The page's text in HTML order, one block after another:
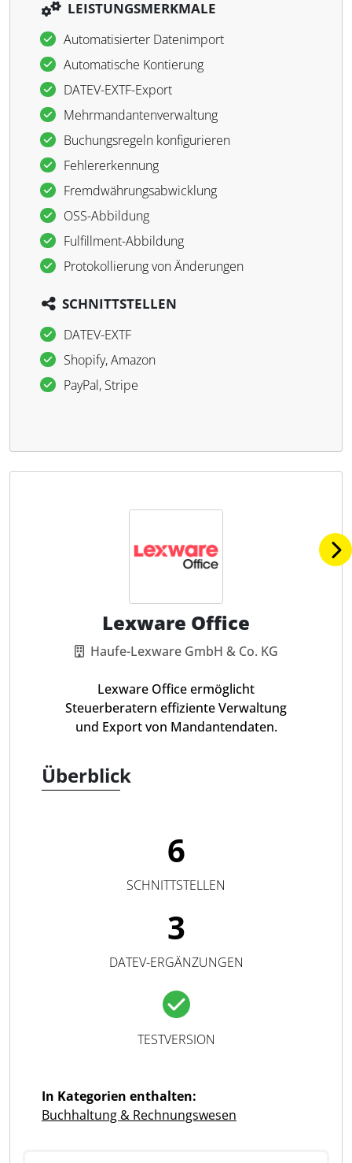
LEISTUNGSMERKMALE
Automatisierter Datenimport
Automatische Kontierung
DATEV-EXTF-Export
Mehrmandantenverwaltung
Buchungsregeln konfigurieren
Fehlererkennung
Fremdwährungsabwicklung
OSS-Abbildung
Fulfillment-Abbildung
Protokollierung von Änderungen
SCHNITTSTELLEN
DATEV-EXTF
Shopify, Amazon
PayPal, Stripe
Lexware Office
Haufe-Lexware GmbH & Co. KG
Lexware Office ermöglicht
Steuerberatern effiziente Verwaltung
und Export von Mandantendaten.
Überblick
6
SCHNITTSTELLEN
3
DATEV-ERGÄNZUNGEN
TESTVERSION
In Kategorien enthalten:
Buchhaltung & Rechnungswesen